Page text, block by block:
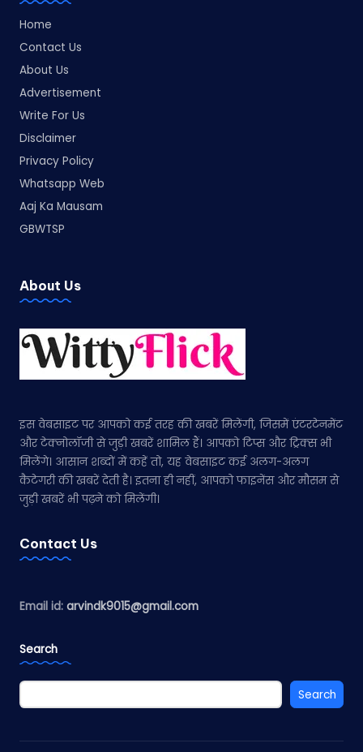
Home
Contact Us
About Us
Advertisement
Write For Us
Disclaimer
Privacy Policy
Whatsapp Web
Aaj Ka Mausam
GBWTSP
About Us
इस वेबसाइट पर आपको कई तरह की खबरें मिलेंगी, जिसमें एंटरटेनमेंट
और टेक्नोलॉजी से जुड़ी खबरें शामिल हैं। आपको टिप्स और ट्रिक्स भी
मिलेंगे। आसान शब्दों में कहें तो, यह वेबसाइट कई अलग-अलग
कैटेगरी की खबरें देती है। इतना ही नहीं, आपको फाइनेंस और मौसम से
जुड़ी खबरें भी पढ़ने को मिलेंगी।
Contact Us
Email id: arvindk9015@gmail.com
Search
Search